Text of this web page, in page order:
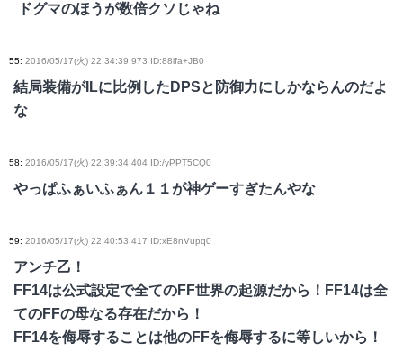
ドグマのほうが数倍クソじゃね
55: 2016/05/17(火) 22:34:39.973 ID:88ifa+JB0
結局装備がILに比例したDPSと防御力にしかならんのだよ
な
58: 2016/05/17(火) 22:39:34.404 ID:/yPPT5CQ0
やっぱふぁいふぁん１１が神ゲーすぎたんやな
59: 2016/05/17(火) 22:40:53.417 ID:xE8nVupq0
アンチ乙！
FF14は公式設定で全てのFF世界の起源だから！FF14は全
てのFFの母なる存在だから！
FF14を侮辱することは他のFFを侮辱するに等しいから！